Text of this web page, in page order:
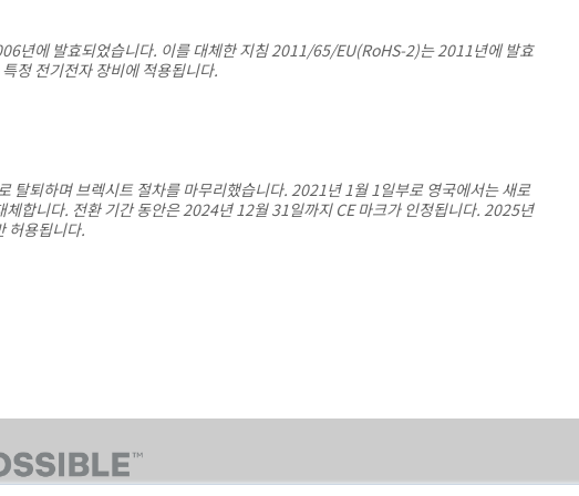
년에 발효되었습니다. 이를 대체한 지침 2011/65/EU(RoHS-2)는 2011년에 발효
정 전기전자 장비에 적용됩니다.
탈퇴하며 브렉시트 절차를 마무리했습니다. 2021년 1월 1일부로 영국에서는 새로
체합니다. 전환 기간 동안은 2024년 12월 31일까지 CE 마크가 인정됩니다. 2025년
허용됩니다.